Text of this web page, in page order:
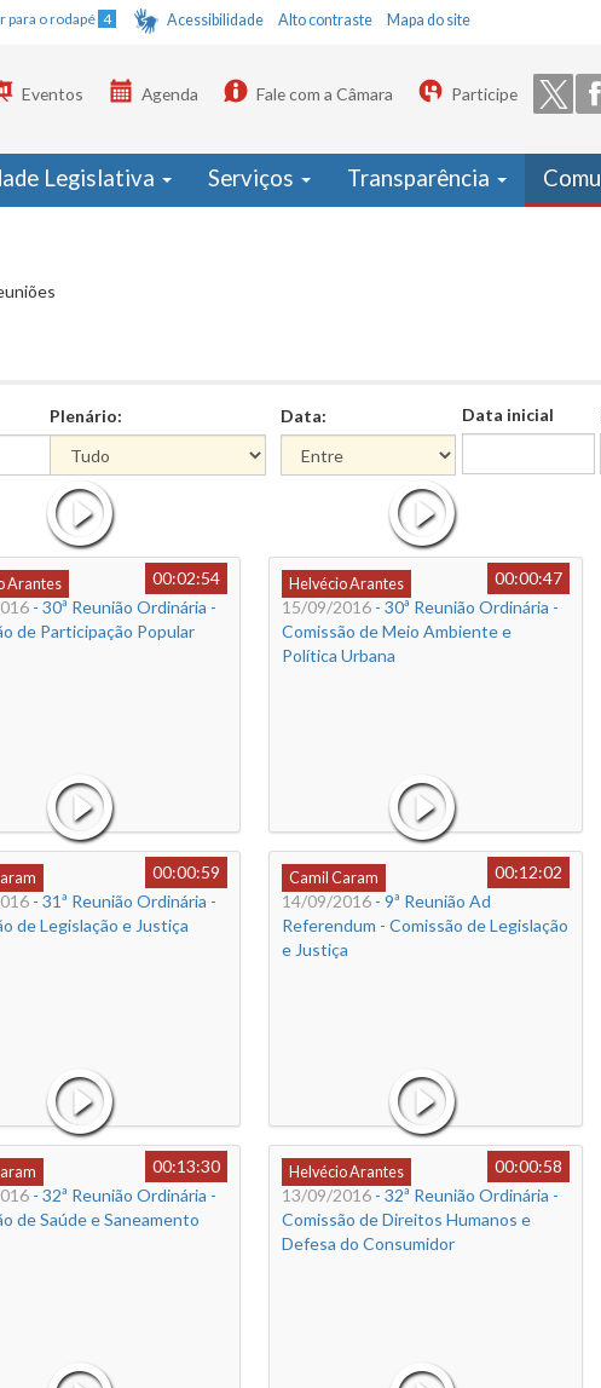
para o rodapé 4 Acessibilidade Alto contraste Mapa do site
Eventos Agenda Fale com a Câmara Participe
Legislativa Serviços Transparência
Plenário: Data: Data inicial
Arantes
00:02:54
- 30ª Reunião Ordinária -
de Participação Popular
Helvécio Arantes
00:00:47
15/09/2016- 30ª Reunião Ordinária -
Comissão de Meio Ambiente e
Política Urbana
00:00:59
- 31ª Reunião Ordinária -
de Legislação e Justiça
Camil Caram
00:12:02
14/09/2016- 9ª Reunião Ad
Referendum - Comissão de Legislação
e Justiça
00:13:30
- 32ª Reunião Ordinária -
de Saúde e Saneamento
Helvécio Arantes
00:00:58
13/09/2016- 32ª Reunião Ordinária -
Comissão de Direitos Humanos e
Defesa do Consumidor